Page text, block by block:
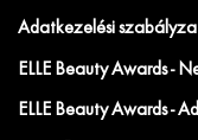
Adatkezelési
ELLE Beauty Awards -
ELLE Beauty Awards -